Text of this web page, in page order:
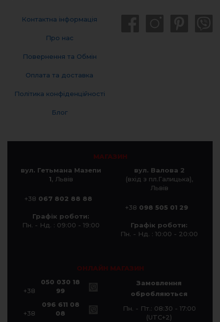
Контактна інформація
Про нас
Повернення та Обмін
Оплата та доставка
Політика конфіденційності
Блог
МАГАЗИН
вул. Гетьмана Мазепи
1, Львів
+38 067 802 88 88
Графік роботи:
Пн. - Нд. : 09:00 - 19:00
вул. Валова 2
(вхід з пл.Галицька),
Львів
+38 098 505 01 29
Графік роботи:
Пн. - Нд. : 10:00 - 20:00
ОНЛАЙН МАГАЗИН
+38
050 030 18
99
+38
096 611 08
08
Замовлення
обробляються
Пн. - Пт.: 08:30 - 17:00
(UTC+2)